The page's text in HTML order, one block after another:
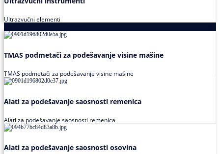
Ultrazvučni elementi
TMAS podmetači za podešavanje visine mašine
TMAS podmetači za podešavanje visine mašine
Alati za podešavanje saosnosti remenica
Alati za podešavanje saosnosti remenica
Alati za podešavanje saosnosti osovina